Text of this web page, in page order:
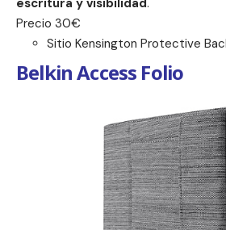
escritura y visibilidad.
Precio 30€
Sitio Kensington Protective
Belkin Access Folio